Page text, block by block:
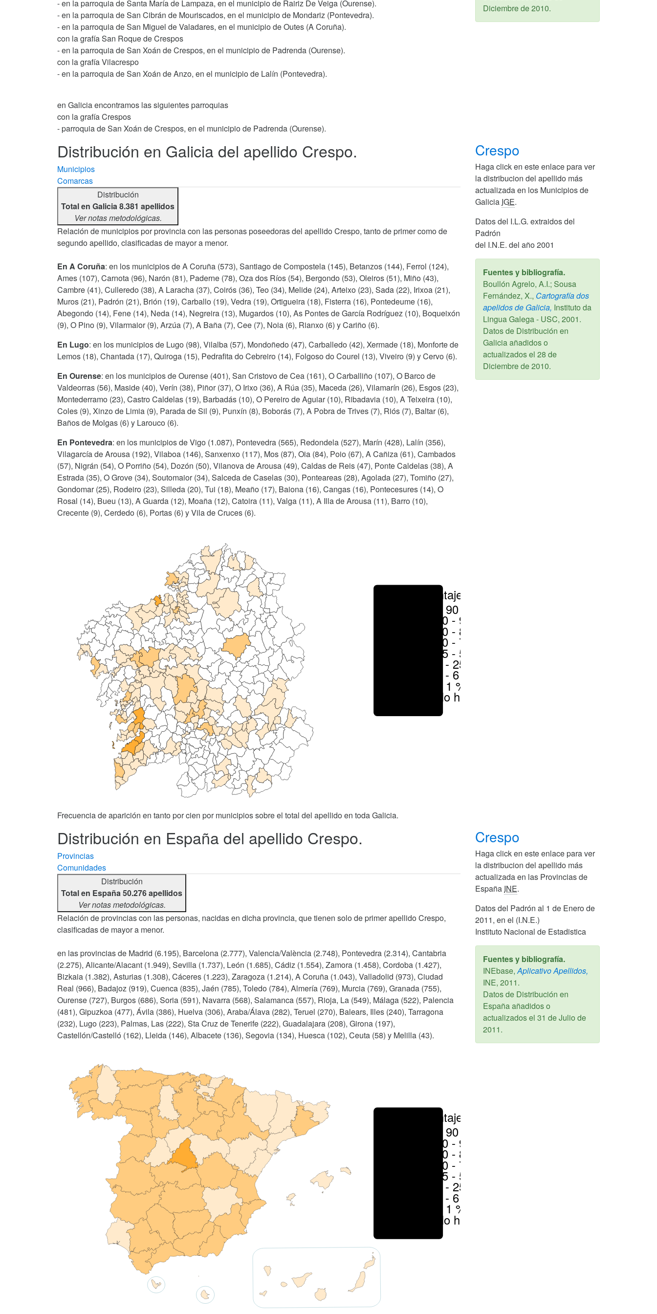
- en la parroquia de Santa María de Lampaza, en el municipio de Rairiz De Veiga (Ourense).
- en la parroquia de San Cibrán de Mouriscados, en el municipio de Mondariz (Pontevedra).
- en la parroquia de San Miguel de Valadares, en el municipio de Outes (A Coruña).
con la grafía San Roque de Crespos
- en la parroquia de San Xoán de Crespos, en el municipio de Padrenda (Ourense).
con la grafía Vilacrespo
- en la parroquia de San Xoán de Anzo, en el municipio de Lalín (Pontevedra).
en Galicia encontramos las siguientes parroquias
con la grafía Crespos
- parroquia de San Xoán de Crespos, en el municipio de Padrenda (Ourense).
Diciembre de 2010.
Distribución en Galicia del apellido Crespo.
Municipios
Comarcas
Distribución
Total en Galicia 8.381 apellidos
Ver notas metodológicas.
Relación de municipios por provincia con las personas poseedoras del apellido Crespo, tanto de primer como de
segundo apellido, clasificadas de mayor a menor.
En A Coruña: en los municipios de A Coruña (573), Santiago de Compostela (145), Betanzos (144), Ferrol (124),
Ames (107), Carnota (96), Narón (81), Paderne (78), Oza dos Ríos (54), Bergondo (53), Oleiros (51), Miño (43),
Cambre (41), Culleredo (38), A Laracha (37), Coirós (36), Teo (34), Melide (24), Arteixo (23), Sada (22), Irixoa (21),
Muros (21), Padrón (21), Brión (19), Carballo (19), Vedra (19), Ortigueira (18), Fisterra (16), Pontedeume (16),
Abegondo (14), Fene (14), Neda (14), Negreira (13), Mugardos (10), As Pontes de García Rodríguez (10), Boqueixón
(9), O Pino (9), Vilarmaior (9), Arzúa (7), A Baña (7), Cee (7), Noia (6), Rianxo (6) y Cariño (6).
En Lugo: en los municipios de Lugo (98), Vilalba (57), Mondoñedo (47), Carballedo (42), Xermade (18), Monforte de
Lemos (18), Chantada (17), Quiroga (15), Pedrafita do Cebreiro (14), Folgoso do Courel (13), Viveiro (9) y Cervo (6).
En Ourense: en los municipios de Ourense (401), San Cristovo de Cea (161), O Carballiño (107), O Barco de
Valdeorras (56), Maside (40), Verín (38), Piñor (37), O Irixo (36), A Rúa (35), Maceda (26), Vilamarín (26), Esgos (23),
Montederramo (23), Castro Caldelas (19), Barbadás (10), O Pereiro de Aguiar (10), Ribadavia (10), A Teixeira (10),
Coles (9), Xinzo de Limia (9), Parada de Sil (9), Punxín (8), Boborás (7), A Pobra de Trives (7), Riós (7), Baltar (6),
Baños de Molgas (6) y Larouco (6).
En Pontevedra: en los municipios de Vigo (1.087), Pontevedra (565), Redondela (527), Marín (428), Lalín (356),
Vilagarcía de Arousa (192), Vilaboa (146), Sanxenxo (117), Mos (87), Oia (84), Poio (67), A Cañiza (61), Cambados
(57), Nigrán (54), O Porriño (54), Dozón (50), Vilanova de Arousa (49), Caldas de Reis (47), Ponte Caldelas (38), A
Estrada (35), O Grove (34), Soutomaior (34), Salceda de Caselas (30), Ponteareas (28), Agolada (27), Tomiño (27),
Gondomar (25), Rodeiro (23), Silleda (20), Tui (18), Meaño (17), Baiona (16), Cangas (16), Pontecesures (14), O
Rosal (14), Bueu (13), A Guarda (12), Moaña (12), Catoira (11), Valga (11), A Illa de Arousa (11), Barro (10),
Crecente (9), Cerdedo (6), Portas (6) y Vila de Cruces (6).
Porcentajes
> 90 %
80 - 90 %
70 - 80 %
50 - 70 %
25 - 50 %
6 - 25 %
1 - 6 %
< 1 %
No hay
Frecuencia de aparición en tanto por cien por municipios sobre el total del apellido en toda Galicia.
Crespo
Haga click en este enlace para ver
la distribucion del apellido más
actualizada en los Municipios de
Galicia IGE.
Datos del I.L.G. extraidos del
Padrón
del I.N.E. del año 2001
Fuentes y bibliografía.
Boullón Agrelo, A.I.; Sousa
Fernández, X., Cartografía dos
apelidos de Galicia, Instituto da
Lingua Galega - USC, 2001.
Datos de Distribución en
Galicia añadidos o
actualizados el 28 de
Diciembre de 2010.
Distribución en España del apellido Crespo.
Provincias
Comunidades
Distribución
Total en España 50.276 apellidos
Ver notas metodológicas.
Relación de provincias con las personas, nacidas en dicha provincia, que tienen solo de primer apellido Crespo,
clasificadas de mayor a menor.
en las provincias de Madrid (6.195), Barcelona (2.777), Valencia/València (2.748), Pontevedra (2.314), Cantabria
(2.275), Alicante/Alacant (1.949), Sevilla (1.737), León (1.685), Cádiz (1.554), Zamora (1.458), Cordoba (1.427),
Bizkaia (1.382), Asturias (1.308), Cáceres (1.223), Zaragoza (1.214), A Coruña (1.043), Valladolid (973), Ciudad
Real (966), Badajoz (919), Cuenca (835), Jaén (785), Toledo (784), Almería (769), Murcia (769), Granada (755),
Ourense (727), Burgos (686), Soria (591), Navarra (568), Salamanca (557), Rioja, La (549), Málaga (522), Palencia
(481), Gipuzkoa (477), Ávila (386), Huelva (306), Araba/Álava (282), Teruel (270), Balears, Illes (240), Tarragona
(232), Lugo (223), Palmas, Las (222), Sta Cruz de Tenerife (222), Guadalajara (208), Girona (197),
Castellón/Castelló (162), Lleida (146), Albacete (136), Segovia (134), Huesca (102), Ceuta (58) y Melilla (43).
Porcentajes
> 90 %
80 - 90 %
70 - 80 %
50 - 70 %
25 - 50 %
6 - 25 %
1 - 6 %
< 1 %
No hay
Crespo
Haga click en este enlace para ver
la distribucion del apellido más
actualizada en las Provincias de
España INE.
Datos del Padrón al 1 de Enero de
2011, en el (I.N.E.)
Instituto Nacional de Estadistica
Fuentes y bibliografía.
INEbase,Aplicativo Apellidos,
INE, 2011.
Datos de Distribución en
España añadidos o
actualizados el 31 de Julio de
2011.